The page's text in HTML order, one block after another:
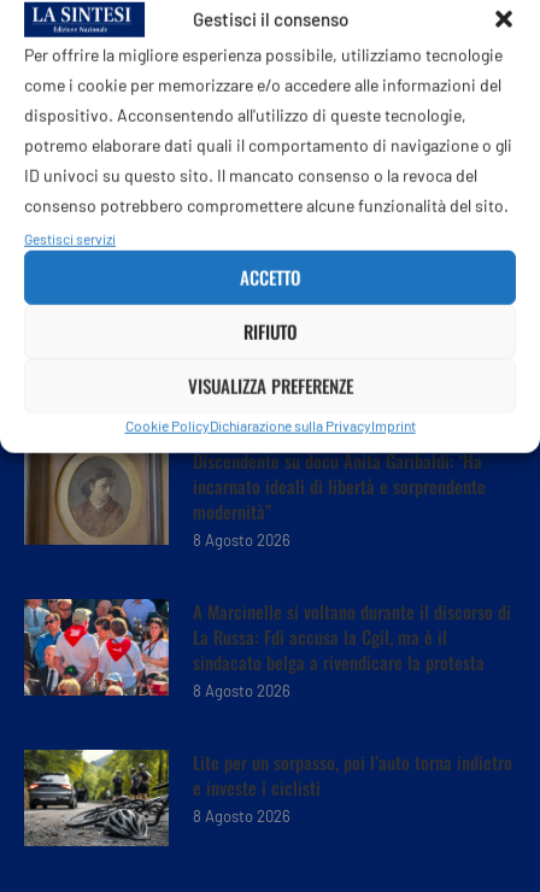
Gestisci il consenso
Per offrire la migliore esperienza possibile, utilizziamo tecnologie
come i cookie per memorizzare e/o accedere alle informazioni del
dispositivo. Acconsentendo all'utilizzo di queste tecnologie,
potremo elaborare dati quali il comportamento di navigazione o gli
ID univoci su questo sito. Il mancato consenso o la revoca del
consenso potrebbero compromettere alcune funzionalità del sito.
Gestisci servizi
ACCETTO
RIFIUTO
VISUALIZZA PREFERENZE
Cookie PolicyDichiarazione sulla PrivacyImprint
Discendente su docu Anita Garibaldi: ‘Ha
incarnato ideali di libertà e sorprendente
modernità”
8 Agosto 2026
A Marcinelle si voltano durante il discorso di
La Russa: Fdi accusa la Cgil, ma è il
sindacato belga a rivendicare la protesta
8 Agosto 2026
Lite per un sorpasso, poi l’auto torna indietro
e investe i ciclisti
8 Agosto 2026